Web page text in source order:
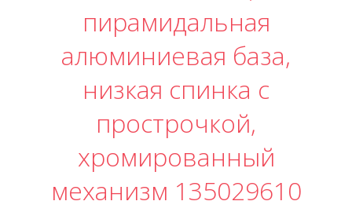
пирамидальная
алюминиевая база,
низкая спинка с
прострочкой,
хромированный
механизм 135029610